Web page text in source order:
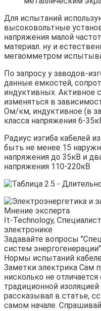
Для испытаний
высоковольтные
напряжения малой
материал. ну и
мегаомметром
По запросу у заводов-
данные емкостей,
индуктивных. Активное
изменяться в
Ом/км, индуктивное (в
класса напряжения 6-
Радиус изгиба кабелей
быть не менее 15
напряжения до 35кВ и
напряжения 110-220кВ.
Мнение эксперта
It-Technology,
электронике
Задавайте вопросы
систем энергогенерации"
Нормы испытаний
Заметки электрика Сам
нисколько не
традиционной
рассказывал в статье,
самом начале.